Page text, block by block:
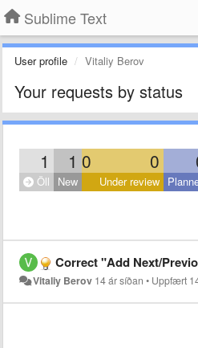
Sublime Text
User profile Vitaliy Berov
Your requests by status
1 1 0 0
Öll New Under review
Correct "Add Next/
Vitaliy Berov 14 ár síðan • Uppfært